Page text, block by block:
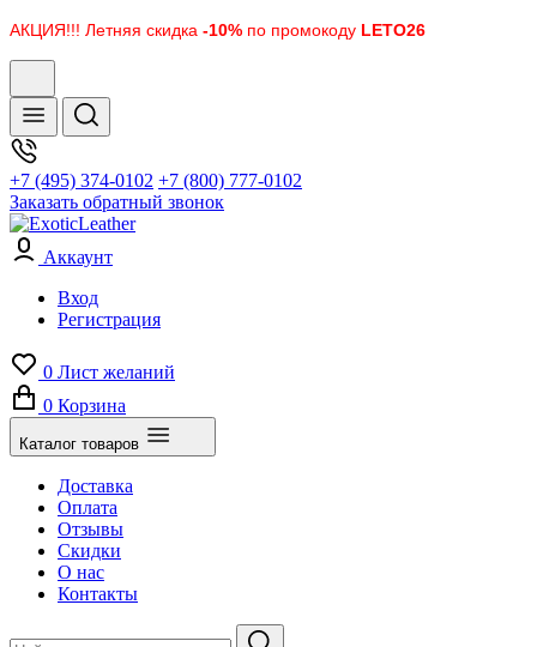
АКЦИЯ!!! Летняя скидка -10% по промокоду LETO26
+7 (495) 374-0102 +7 (800) 777-0102
Заказать обратный звонок
Аккаунт
Вход
Регистрация
0 Лист желаний
0 Корзина
Каталог товаров
Доставка
Оплата
Отзывы
Скидки
О нас
Контакты